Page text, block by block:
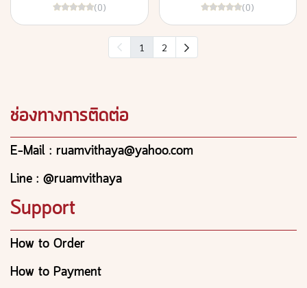
(0) (0)
1 2
ช่องทางการติดต่อ
E-Mail : ruamvithaya@yahoo.com
Line : @ruamvithaya
Support
How to Order
How to Payment